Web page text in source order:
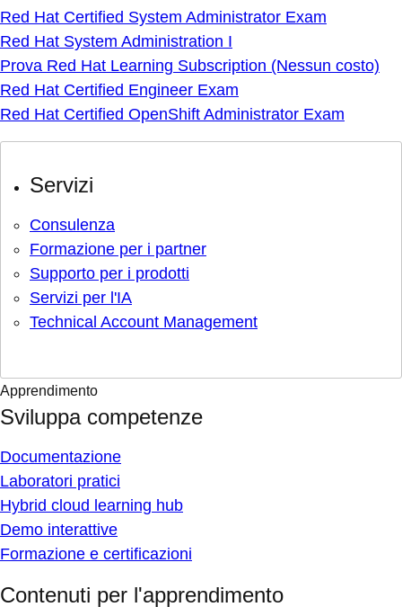
Red Hat Certified System Administrator Exam
Red Hat System Administration I
Prova Red Hat Learning Subscription (Nessun costo)
Red Hat Certified Engineer Exam
Red Hat Certified OpenShift Administrator Exam
Servizi
Consulenza
Formazione per i partner
Supporto per i prodotti
Servizi per l'IA
Technical Account Management
Apprendimento
Sviluppa competenze
Documentazione
Laboratori pratici
Hybrid cloud learning hub
Demo interattive
Formazione e certificazioni
Contenuti per l'apprendimento